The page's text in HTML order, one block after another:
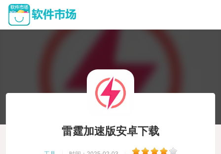
雷霆加速版安卓下载